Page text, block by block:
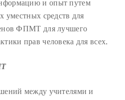
и опыт путем
уместных средств для
ФПМТ для лучшего
прав человека для всех.
между учителями и